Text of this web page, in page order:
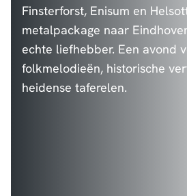
Finsterforst, Enisum en
metalpackage naar
echte liefhebber. Een avond
folkmelodieën, historische
heidense taferelen.